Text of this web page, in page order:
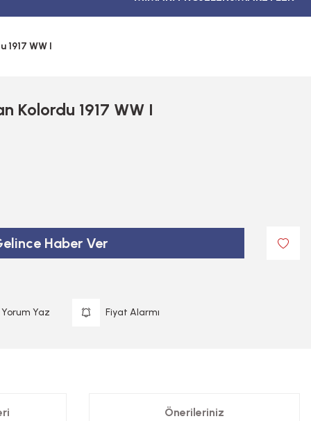
WW I
Kolordu 1917 WW I
Haber Ver
Yorum Yaz Fiyat Alarmı
Önerileriniz